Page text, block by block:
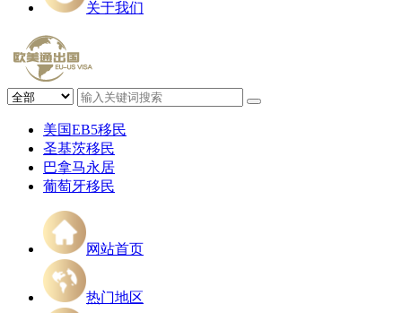
关于我们
美国EB5移民
圣基茨移民
巴拿马永居
葡萄牙移民
网站首页
热门地区